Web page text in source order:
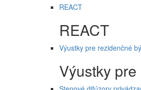
REACT
REACT
Výustky pre rezidenčné
Výustky